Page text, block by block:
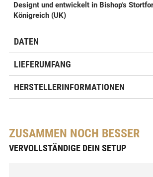
Designt und entwickelt in Bishop's
Königreich (UK)
DATEN
LIEFERUMFANG
HERSTELLERINFORMATIONEN
ZUSAMMEN NOCH BESSER
VERVOLLSTÄNDIGE DEIN SETUP